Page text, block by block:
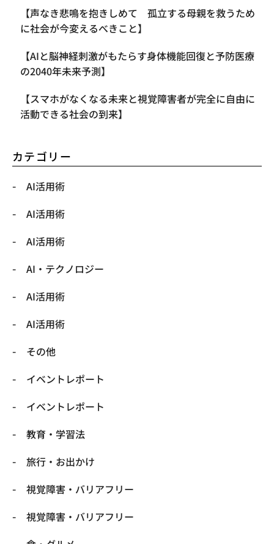
【声なき悲鳴を抱きしめて 孤立する母親を救うため
に社会が今変えるべきこと】
【AIと脳神経刺激がもたらす身体機能回復と予防医療
の2040年未来予測】
【スマホがなくなる未来と視覚障害者が完全に自由に
活動できる社会の到来】
カテゴリー
AI活用術
AI活用術
AI活用術
​AI・テクノロジー
​AI活用術
​AI活用術
​その他
​イベントレポート
​イベントレポート
​教育・学習法
​旅行・お出かけ
​視覚障害・バリアフリー
​視覚障害・バリアフリー